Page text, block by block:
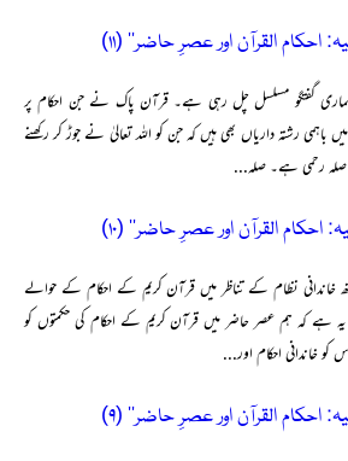
احکام القرآن اور عصرِ حاضر‘‘ (۱۱)
گفتگو مسلسل چل رہی ہے۔ قرآن پاک نے جن احکام پر
رشتہ داریاں بھی ہیں کہ جن کو اللہ تعالیٰ نے جوڑ کر رکھنے
رحمی ہے۔ صلہ...
احکام القرآن اور عصرِ حاضر‘‘ (۱۰)
خاندانی نظام کے تناظر میں قرآن کریم کے احکام کے حوالے
کہ ہم عصر حاضر میں قرآن کریم کے احکام کی حکمتوں کو
خاندانی احکام اور...
احکام القرآن اور عصرِ حاضر‘‘ (۹)